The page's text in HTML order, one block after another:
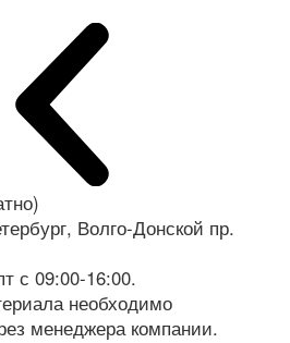
Волго-Донской пр.
с 09:00-16:00.
необходимо
менеджера компании.